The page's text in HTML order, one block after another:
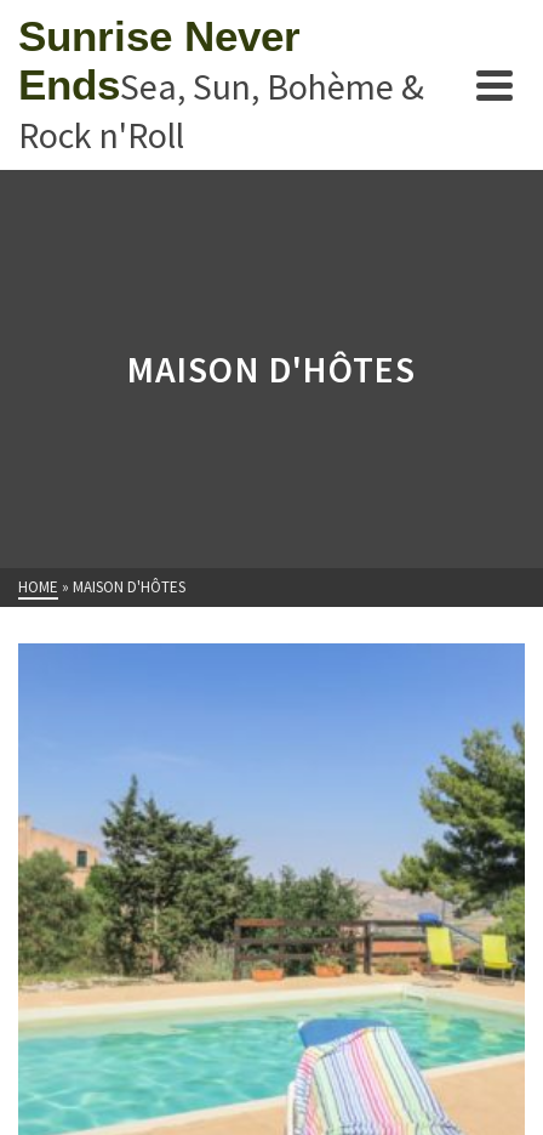
Sunrise Never
EndsSea, Sun, Bohème &
Rock n'Roll
MAISON D'HÔTES
HOME » MAISON D'HÔTES